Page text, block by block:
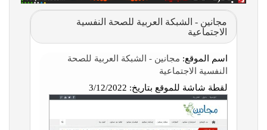
مجانين - الشبكة العربية للصحة النفسية
الاجتماعية
اسم الموقع: مجانين - الشبكة العربية للصحة
النفسية الاجتماعية
لقطة شاشة للموقع بتاريخ: